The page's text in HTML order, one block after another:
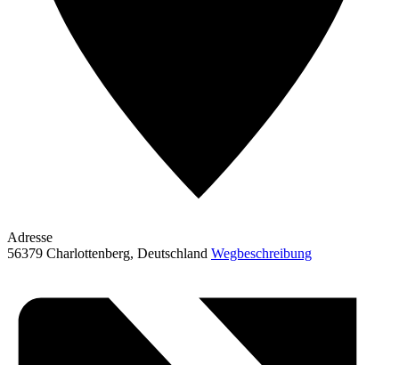
Adresse
56379 Charlottenberg, Deutschland Wegbeschreibung